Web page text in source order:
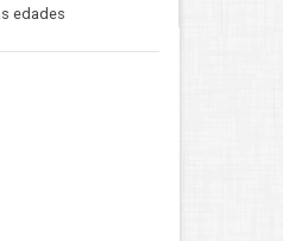
edades